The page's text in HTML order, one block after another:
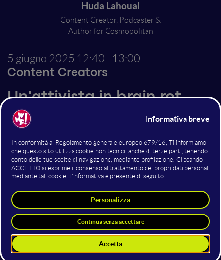
Huda Lahoual
Content Creator, Podcaster &
Author for Cosmopolitan
5 giugno 2025 12:40 - 13:00
Content Creators
Un'attivista in brain rot
Oggi abbiamo un termine pronto per descrivere
farlo, inserirci in una casella per sentirci di
appartenere a qualcosa, trovare a tutto una
spiegazione, una giustificazione, un effetto causa-
semplice invece? Non siamo generazioni X,Y,Z, siamo
persone che governano degli strumenti, non il
contrario, anche se vogliono farcelo credere e forse in
parte ci piace proprio crederlo.